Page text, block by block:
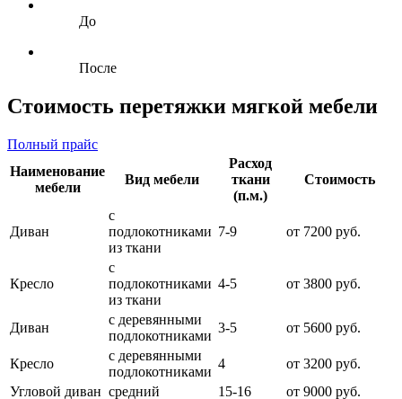
До
После
Стоимость перетяжки мягкой мебели
Полный прайс
Наименование
мебели
Вид мебели
Расход
ткани
(п.м.)
Стоимость
Диван
с
подлокотниками
из ткани
7-9 от 7200 руб.
Кресло
с
подлокотниками
из ткани
4-5 от 3800 руб.
Диван
с деревянными
подлокотниками
3-5 от 5600 руб.
Кресло
с деревянными
подлокотниками
4
от 3200 руб.
Угловой диван средний 15-16 от 9000 руб.